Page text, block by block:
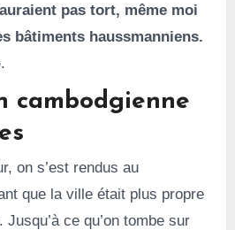
pas tort, même moi
bâtiments haussmanniens.
.
cambodgienne
on s’est rendus au
que la ville était plus propre
ce qu’on tombe sur